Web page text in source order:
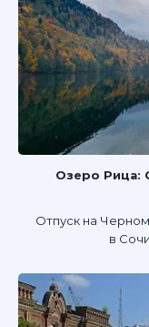
Озеро Рица:
Отпуск на
в